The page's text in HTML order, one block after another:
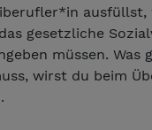
gesetzliche
müssen. Was
wirst du beim